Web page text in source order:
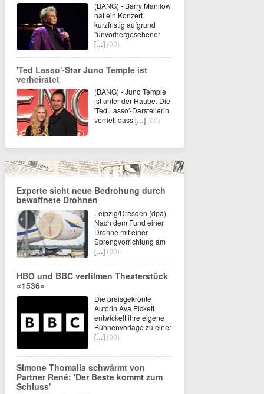
(BANG) - Barry Manilow
hat ein Konzert
kurzfristig aufgrund
"unvorhergesehener
[…] (00)
'Ted Lasso'-Star Juno Temple ist
verheiratet
(BANG) - Juno Temple
ist unter der Haube. Die
'Ted Lasso'-Darstellerin
verriet, dass[…] (00)
Experte sieht neue Bedrohung durch
bewaffnete Drohnen
Leipzig/Dresden (dpa) -
Nach dem Fund einer
Drohne mit einer
Sprengvorrichtung am
[…] (00)
HBO und BBC verfilmen Theaterstück
«1536»
Die preisgekrönte
Autorin Ava Pickett
entwickelt ihre eigene
Bühnenvorlage zu einer
[…] (00)
Simone Thomalla schwärmt von
Partner René: 'Der Beste kommt zum
Schluss'